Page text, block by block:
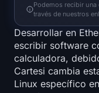
Índice de Miedo
RSI Mapa de
Funding Rates
Podemos recibir una
través de nuestros
Desarrollar en
escribir software
calculadora,
Cartesi cambia
Linux específico